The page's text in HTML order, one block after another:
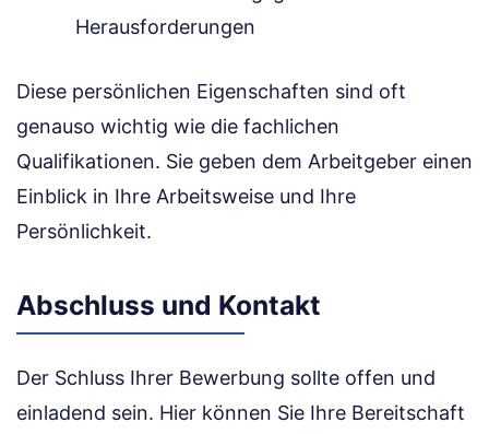
Herausforderungen
Diese persönlichen Eigenschaften sind oft
genauso wichtig wie die fachlichen
Qualifikationen. Sie geben dem Arbeitgeber einen
Einblick in Ihre Arbeitsweise und Ihre
Persönlichkeit.
Abschluss und Kontakt
Der Schluss Ihrer Bewerbung sollte offen und
einladend sein. Hier können Sie Ihre Bereitschaft